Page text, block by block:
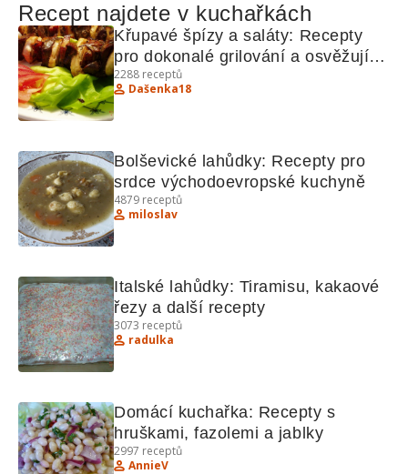
Recept najdete v kuchařkách
Křupavé špízy a saláty: Recepty
pro dokonalé grilování a osvěžující
saláty
2288 receptů
Dašenka18
Bolševické lahůdky: Recepty pro
srdce východoevropské kuchyně
4879 receptů
miloslav
Italské lahůdky: Tiramisu, kakaové
řezy a další recepty
3073 receptů
radulka
Domácí kuchařka: Recepty s
hruškami, fazolemi a jablky
2997 receptů
AnnieV